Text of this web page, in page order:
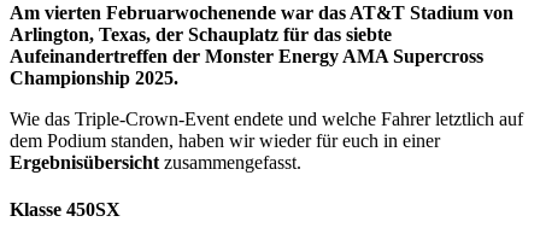
Am vierten Februarwochenende war das AT&T Stadium von
Arlington, Texas, der Schauplatz für das siebte
Aufeinandertreffen der Monster Energy AMA Supercross
Championship 2025.
Wie das Triple-Crown-Event endete und welche Fahrer letztlich auf
dem Podium standen, haben wir wieder für euch in einer
Ergebnisübersicht zusammengefasst.
Klasse 450SX